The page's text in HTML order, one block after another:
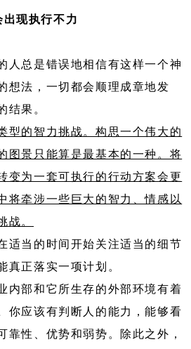
现执行不力
人总是错误地相信有这样一个神
想法，一切都会顺理成章地发
结果。
型的智力挑战。构思一个伟大的
图景只能算是最基本的一种。将
变为一套可执行的行动方案会更
将牵涉一些巨大的智力、情感以
战。
适当的时间开始关注适当的细节
真正落实一项计划。
内部和它所生存的外部环境有着
你应该有判断人的能力，能够看
靠性、优势和弱势。除此之外，